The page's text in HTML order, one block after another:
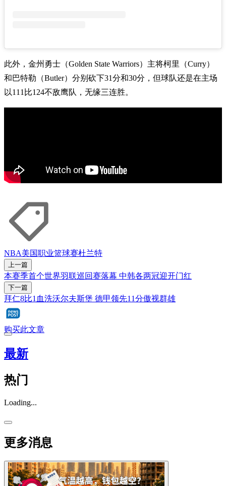
此外，金州勇士（Golden State Warriors）主将柯里（Curry）
和巴特勒（Butler）分别砍下31分和30分，但球队还是在主场
以111比124不敌鹰队，无缘三连胜。
NBA美国职业篮球赛杜兰特
上一篇
本赛季首个世界羽联巡回赛落幕 中韩各两冠迎开门红
下一篇
拜仁8比1血洗沃尔夫斯堡 德甲领先11分傲视群雄
购买此文章
最新
热门
Loading...
更多消息